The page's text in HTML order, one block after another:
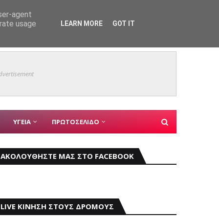
Σεούλ ΓΙΑΝΝΗΣ ΚΩΝΣΤΑΝΤΑΤΟΣ
ΥΓΕΙΑ ΠΡΩΤΟΣΕΛΙΔΟ
ΑΚΟΛΟΥΘΗΣΤΕ ΜΑΣ ΣΤΟ FACEBOOK
LIVE ΚΙΝΗΣΗ ΣΤΟΥΣ ΔΡΟΜΟΥΣ
agent
usage
LEARN MORE GOT IT